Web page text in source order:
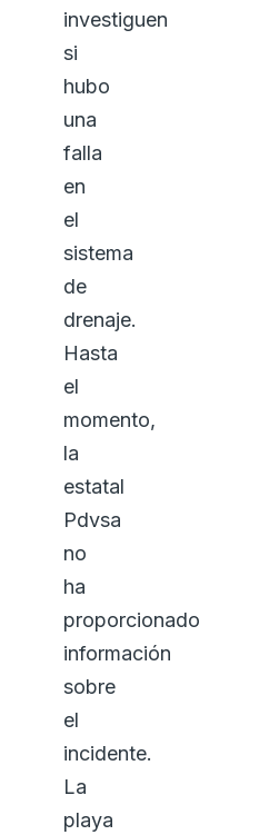
investiguen
si
hubo
una
falla
en
el
sistema
de
drenaje.
Hasta
el
momento,
la
estatal
Pdvsa
no
ha
proporcionado
información
sobre
el
incidente.
La
playa